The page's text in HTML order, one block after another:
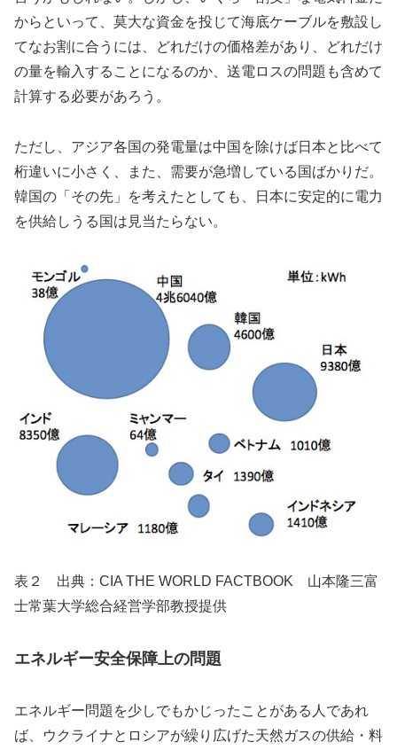
からといって、莫大な資金を投じて海底ケーブルを敷設し
てなお割に合うには、どれだけの価格差があり、どれだけ
の量を輸入することになるのか、送電ロスの問題も含めて
計算する必要があろう。
ただし、アジア各国の発電量は中国を除けば日本と比べて
桁違いに小さく、また、需要が急増している国ばかりだ。
韓国の「その先」を考えたとしても、日本に安定的に電力
を供給しうる国は見当たらない。
表２ 出典：CIA THE WORLD FACTBOOK 山本隆三富
士常葉大学総合経営学部教授提供
エネルギー安全保障上の問題
エネルギー問題を少しでもかじったことがある人であれ
ば、ウクライナとロシアが繰り広げた天然ガスの供給・料